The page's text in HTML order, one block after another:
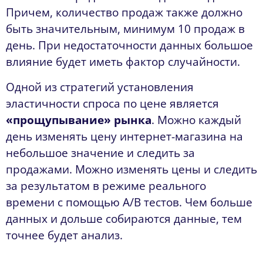
Причем, количество продаж также должно
быть значительным, минимум 10 продаж в
день. При недостаточности данных большое
влияние будет иметь фактор случайности.
Одной из стратегий установления
эластичности спроса по цене является
«прощупывание» рынка. Можно каждый
день изменять цену интернет-магазина на
небольшое значение и следить за
продажами. Можно изменять цены и следить
за результатом в режиме реального
времени с помощью A/B тестов. Чем больше
данных и дольше собираются данные, тем
точнее будет анализ.